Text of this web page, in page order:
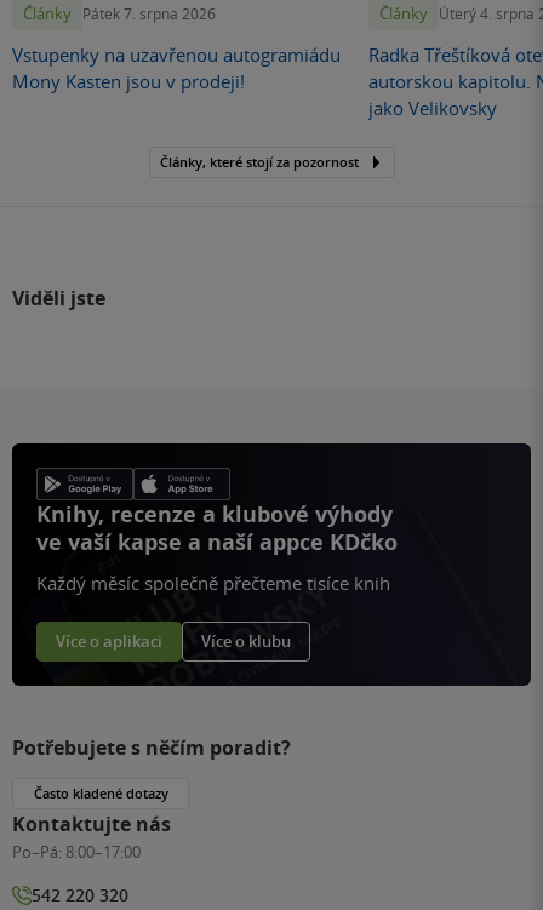
Články Pátek 7. srpna 2026
Vstupenky na uzavřenou autogramiádu
Mony Kasten jsou v prodeji!
Články Úterý 4. srpna
Radka Třeštíková
autorskou kapitolu.
jako Velikovsky
Články, které stojí za pozornost
Viděli jste
Knihy, recenze a klubové výhody
ve vaší kapse a naší appce KDčko
Každý měsíc společně přečteme tisíce knih
Více o aplikaci Více o klubu
Potřebujete s něčím poradit?
Často kladené dotazy
Kontaktujte nás
Po–Pá: 8:00–17:00
542 220 320